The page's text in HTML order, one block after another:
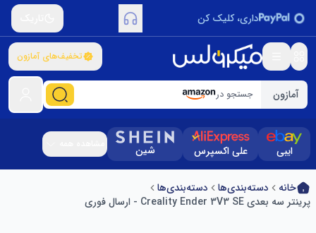
داری، کلیک کن
تخفیف‌های آمازون
آمازون جستجو در
ایبی علی اکسپرس شین
خانه دسته‌بندی‌ها
دسته‌بندی‌ها
پرینتر سه بعدی Creality Ender 3V3 SE - ارسال فوری